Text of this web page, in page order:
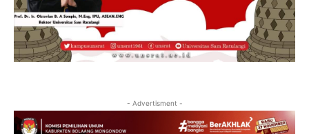
- Advertisment -